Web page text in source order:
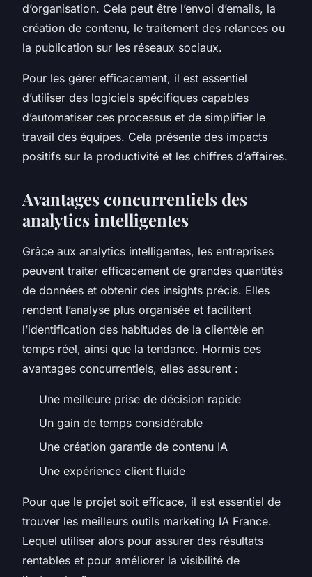
d’organisation. Cela peut être l’envoi d’emails, la
création de contenu, le traitement des relances ou
la publication sur les réseaux sociaux.
Pour les gérer efficacement, il est essentiel
d’utiliser des logiciels spécifiques capables
d’automatiser ces processus et de simplifier le
travail des équipes. Cela présente des impacts
positifs sur la productivité et les chiffres d’affaires.
Avantages concurrentiels des
analytics intelligentes
Grâce aux analytics intelligentes, les entreprises
peuvent traiter efficacement de grandes quantités
de données et obtenir des insights précis. Elles
rendent l’analyse plus organisée et facilitent
l’identification des habitudes de la clientèle en
temps réel, ainsi que la tendance. Hormis ces
avantages concurrentiels, elles assurent :
Une meilleure prise de décision rapide
Un gain de temps considérable
Une création garantie de contenu IA
Une expérience client fluide
Pour que le projet soit efficace, il est essentiel de
trouver les meilleurs outils marketing IA France.
Lequel utiliser alors pour assurer des résultats
rentables et pour améliorer la visibilité de